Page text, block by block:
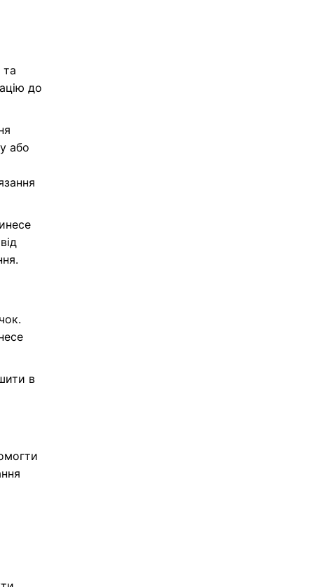
до
або
в